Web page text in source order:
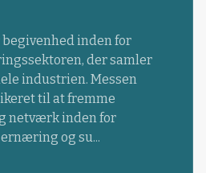
inden for
der samler
industrien. Messen
til at fremme
netværk inden for
og su...